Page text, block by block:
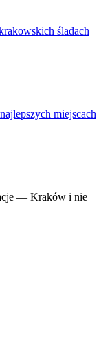
śladach
miejscach
— Kraków i nie